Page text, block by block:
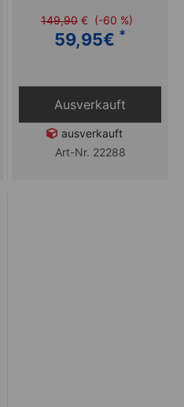
149,90 € (-60 %)
59,95€ *
Ausverkauft
ausverkauft
Art-Nr. 22288